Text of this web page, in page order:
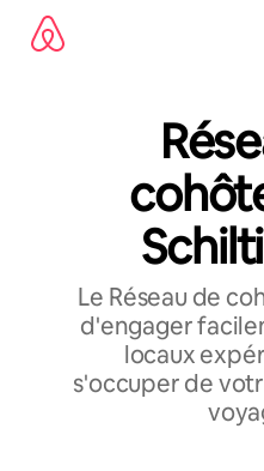
directement
Le Réseau de
d'engager
locaux
s'occuper de